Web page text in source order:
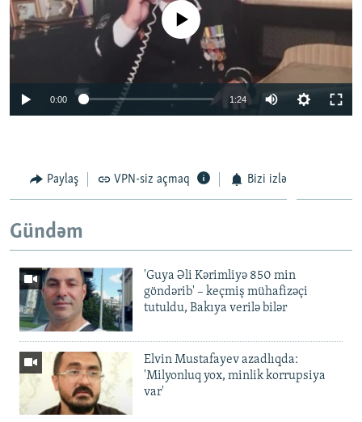
No media source currently available
0:00 1:24
Paylaş VPN-siz açmaq Bizi izlə
Gündəm
'Guya Əli Kərimliyə 850 min
göndərib' – keçmiş mühafizəçi
tutuldu, Bakıya verilə bilər
Elvin Mustafayev azadlıqda:
'Milyonluq yox, minlik korrupsiya
var'